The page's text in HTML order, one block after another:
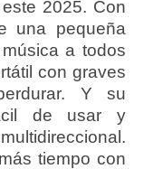
2025. Con
una pequeña
a todos
con graves
Y su
de usar y
tiempo con